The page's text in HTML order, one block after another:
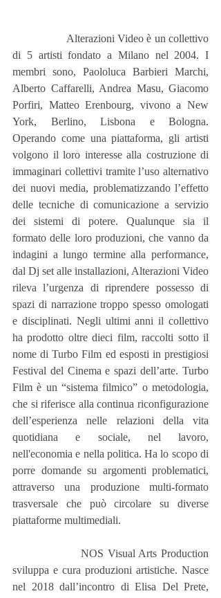
di 5 artisti fondato a Milano nel 2004. I
membri sono, Paololuca Barbieri Marchi,
Alberto Caffarelli, Andrea Masu, Giacomo
Porfiri, Matteo Erenbourg, vivono a New
York, Berlino, Lisbona e Bologna.
Operando come una piattaforma, gli artisti
volgono il loro interesse alla costruzione di
immaginari collettivi tramite l’uso alternativo
dei nuovi media, problematizzando l’effetto
delle tecniche di comunicazione a servizio
dei sistemi di potere. Qualunque sia il
formato delle loro produzioni, che vanno da
indagini a lungo termine alla performance,
dal Dj set alle installazioni, Alterazioni Video
rileva l’urgenza di riprendere possesso di
spazi di narrazione troppo spesso omologati
e disciplinati. Negli ultimi anni il collettivo
ha prodotto oltre dieci film, raccolti sotto il
nome di Turbo Film ed esposti in prestigiosi
Festival del Cinema e spazi dell’arte. Turbo
Film è un “sistema filmico” o metodologia,
che si riferisce alla continua riconfigurazione
dell’esperienza nelle relazioni della vita
quotidiana e sociale, nel lavoro,
nell'economia e nella politica. Ha lo scopo di
porre domande su argomenti problematici,
attraverso una produzione multi-formato
trasversale che può circolare su diverse
piattaforme multimediali.
                  NOS Visual Arts Production
sviluppa e cura produzioni artistiche. Nasce
nel 2018 dall’incontro di Elisa Del Prete,